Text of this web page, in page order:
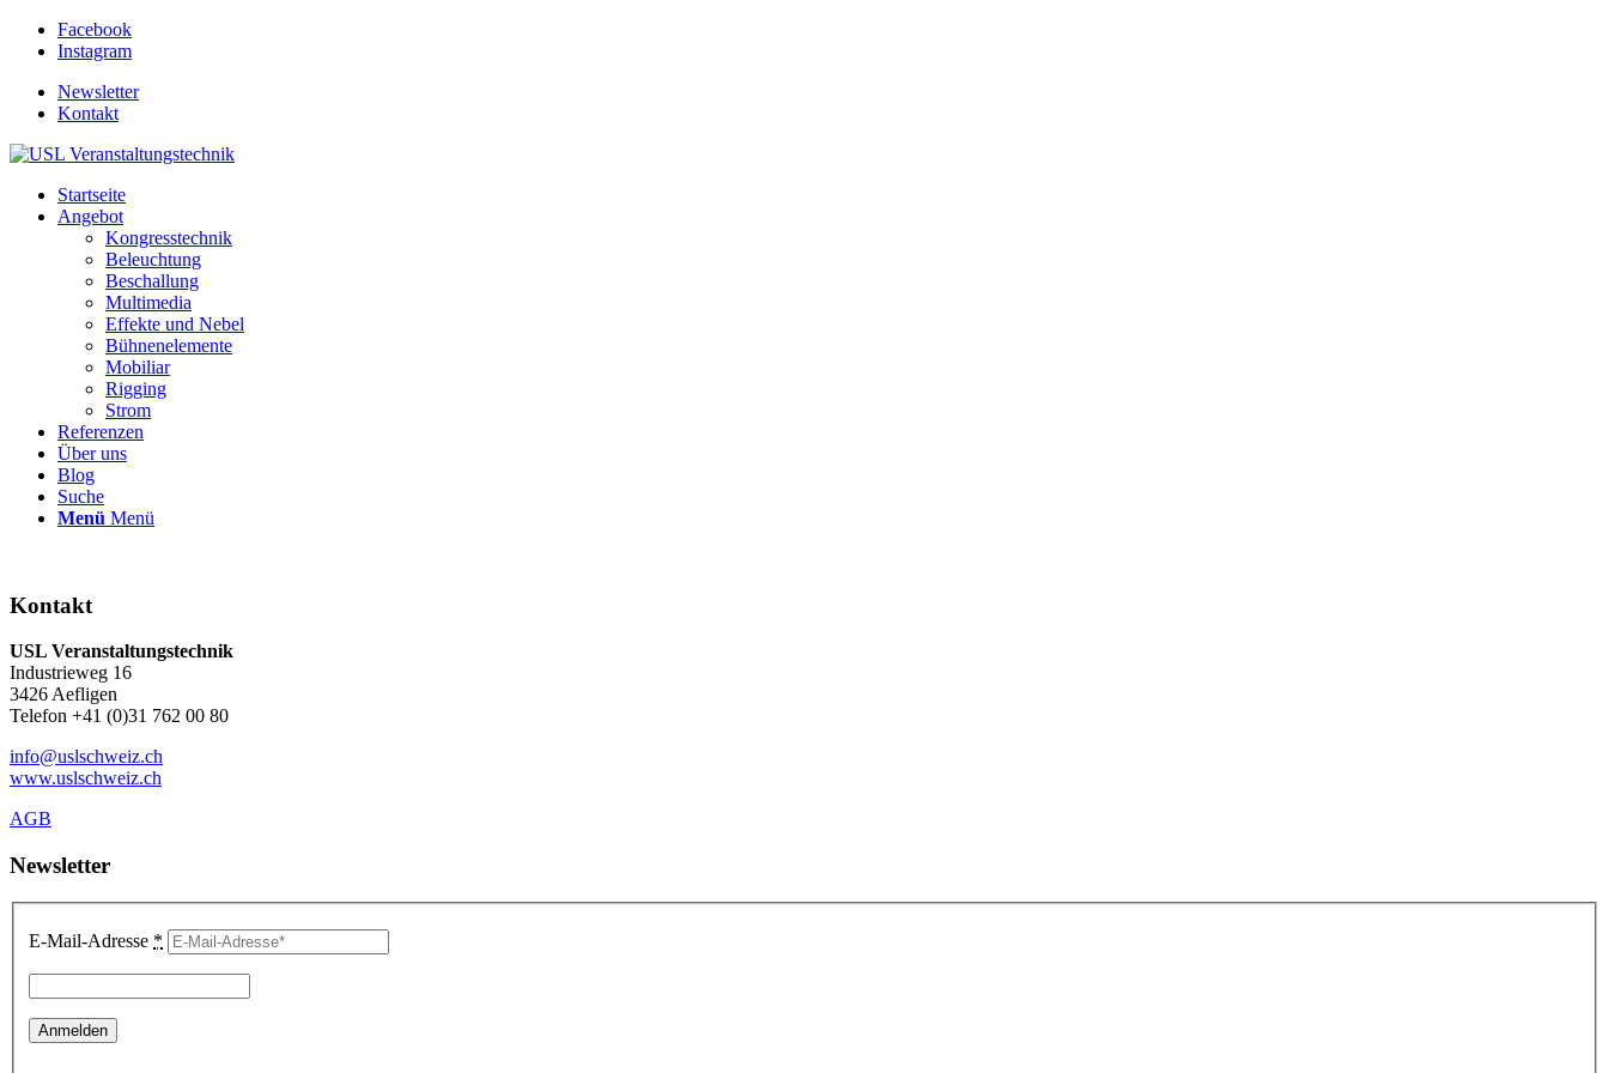
Facebook
Instagram
Newsletter
Kontakt
Startseite
Angebot
Kongresstechnik
Beleuchtung
Beschallung
Multimedia
Effekte und Nebel
Bühnenelemente
Mobiliar
Rigging
Strom
Referenzen
Über uns
Blog
Suche
Menü Menü
Kontakt
USL Veranstaltungstechnik
Industrieweg 16
3426 Aefligen
Telefon +41 (0)31 762 00 80
info@uslschweiz.ch
www.uslschweiz.ch
AGB
Newsletter
E-Mail-Adresse *